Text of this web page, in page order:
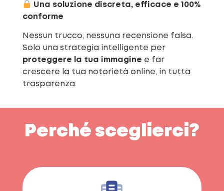
Una soluzione discreta, efficace e 100%
conforme
Nessun trucco, nessuna recensione falsa.
Solo una strategia intelligente per
proteggere la tua immagine e far
crescere la tua notorietà online, in tutta
trasparenza.
Perché sceglierci?